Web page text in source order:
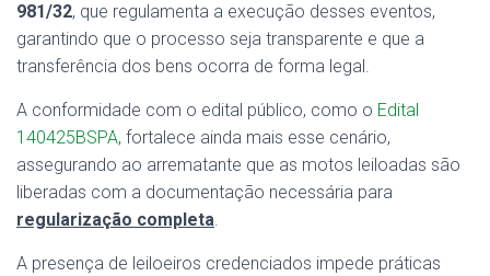
981/32, que regulamenta a execução desses eventos,
garantindo que o processo seja transparente e que a
transferência dos bens ocorra de forma legal.
A conformidade com o edital público, como o Edital
140425BSPA, fortalece ainda mais esse cenário,
assegurando ao arrematante que as motos leiloadas são
liberadas com a documentação necessária para
regularização completa.
A presença de leiloeiros credenciados impede práticas